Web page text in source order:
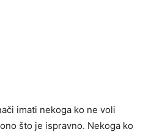
imati nekoga ko ne voli
što je ispravno. Nekoga ko